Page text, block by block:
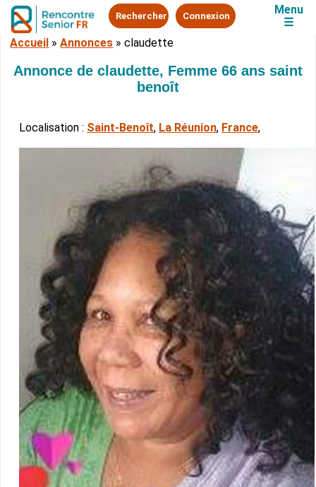
Rechercher Connexion
Menu
☰
Accueil »Annonces »claudette
Annonce de claudette, Femme 66 ans saint
benoît
Localisation : Saint-Benoît, La Réunion, France,